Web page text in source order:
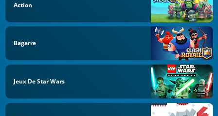
Action
Bagarre
Jeux De Star Wars